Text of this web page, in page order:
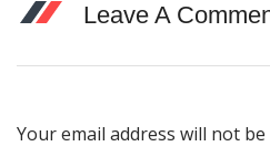
Leave A
Your email address will not